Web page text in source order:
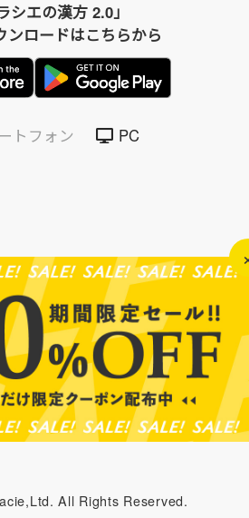
シエの漢方 2.0」
ンロードはこちらから
トフォン PC
表示
リシー
約
All Rights Reserved.